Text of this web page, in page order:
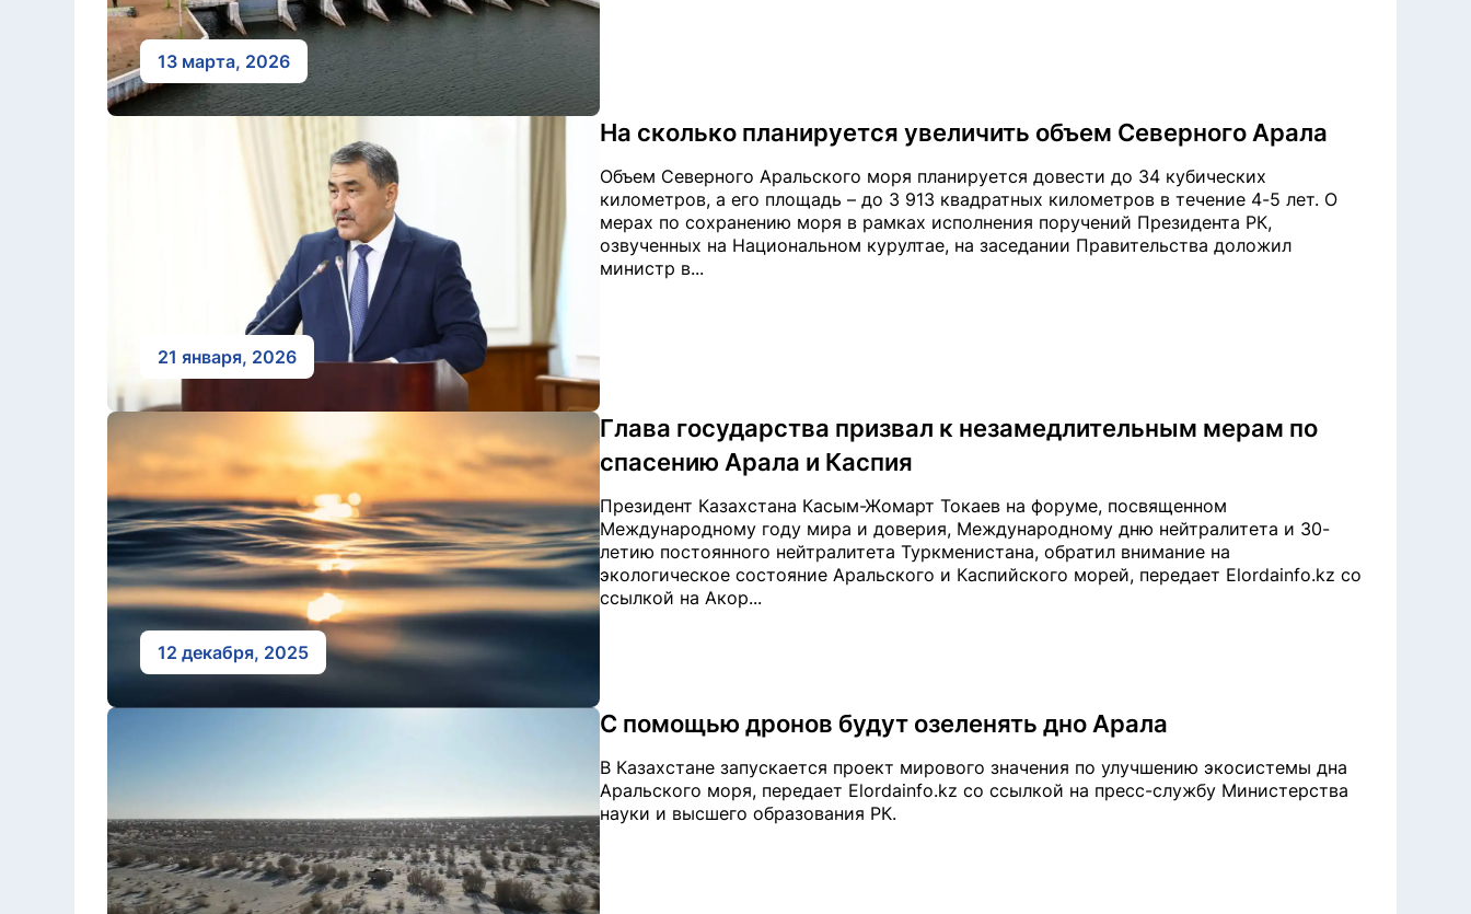
13 марта, 2026
21 января, 2026
На сколько планируется увеличить объем Северного Арала
Объем Северного Аральского моря планируется довести до 34 кубических
километров, а его площадь – до 3 913 квадратных километров в течение 4-5 лет. О
мерах по сохранению моря в рамках исполнения поручений Президента РК,
озвученных на Национальном курултае, на заседании Правительства доложил
министр в...
12 декабря, 2025
Глава государства призвал к незамедлительным мерам по
спасению Арала и Каспия
Президент Казахстана Касым-Жомарт Токаев на форуме, посвященном
Международному году мира и доверия, Международному дню нейтралитета и 30-
летию постоянного нейтралитета Туркменистана, обратил внимание на
экологическое состояние Аральского и Каспийского морей, передает Elordainfo.kz со
ссылкой на Акор...
С помощью дронов будут озеленять дно Арала
В Казахстане запускается проект мирового значения по улучшению экосистемы дна
Аральского моря, передает Elordainfo.kz со ссылкой на пресс-службу Министерства
науки и высшего образования РК.